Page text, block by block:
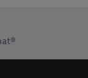
wydajności/